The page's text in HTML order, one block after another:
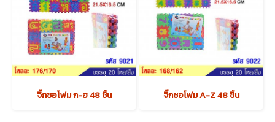
จิ๊กซอโฟม ก-ฮ 48 ชิ้น จิ๊กซอโฟม A-Z 48 ชิ้น